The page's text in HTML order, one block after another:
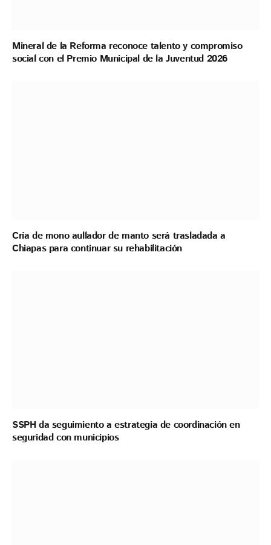
Mineral de la Reforma reconoce talento y compromiso
social con el Premio Municipal de la Juventud 2026
Cría de mono aullador de manto será trasladada a
Chiapas para continuar su rehabilitación
SSPH da seguimiento a estrategia de coordinación en
seguridad con municipios